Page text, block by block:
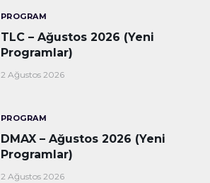
PROGRAM
TLC – Ağustos 2026 (Yeni
Programlar)
2 Ağustos 2026
PROGRAM
DMAX – Ağustos 2026 (Yeni
Programlar)
2 Ağustos 2026